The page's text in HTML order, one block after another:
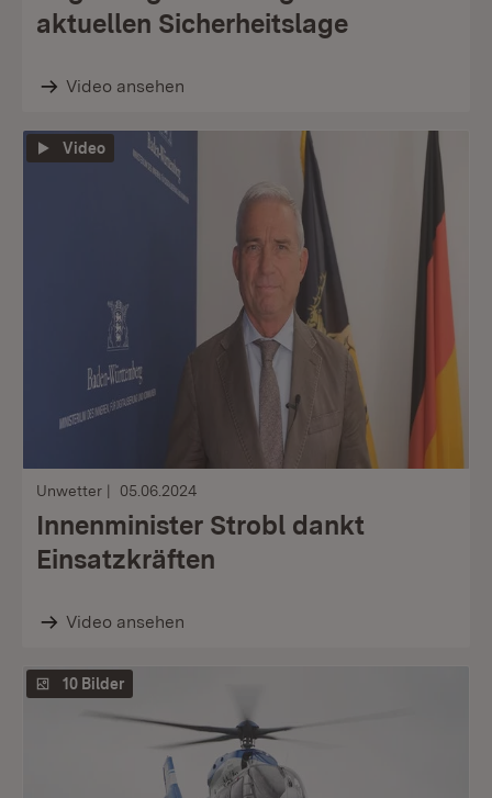
aktuellen Sicherheitslage
Video ansehen
Video
Unwetter 05.06.2024
Innenminister Strobl dankt
Einsatzkräften
Video ansehen
10 Bilder